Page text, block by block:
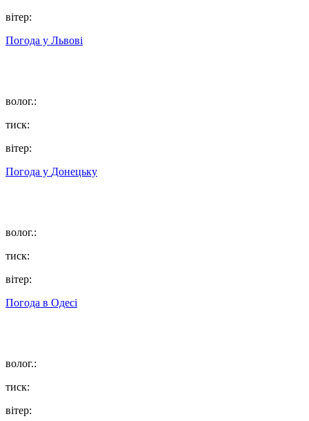
вітер:
Погода у Львові
волог.:
тиск:
вітер:
Погода у Донецьку
волог.:
тиск:
вітер:
Погода в Одесі
волог.:
тиск:
вітер: